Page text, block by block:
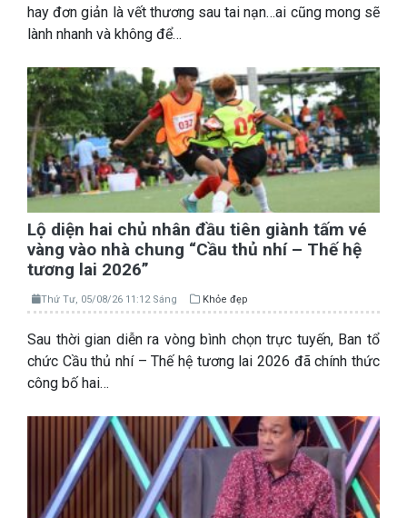
hay đơn giản là vết thương sau tai nạn…ai cũng mong sẽ
lành nhanh và không để…
Lộ diện hai chủ nhân đầu tiên giành tấm vé
vàng vào nhà chung “Cầu thủ nhí – Thế hệ
tương lai 2026”
Thứ Tư, 05/08/26 11:12 Sáng Khỏe đẹp
Sau thời gian diễn ra vòng bình chọn trực tuyến, Ban tổ
chức Cầu thủ nhí – Thế hệ tương lai 2026 đã chính thức
công bố hai…